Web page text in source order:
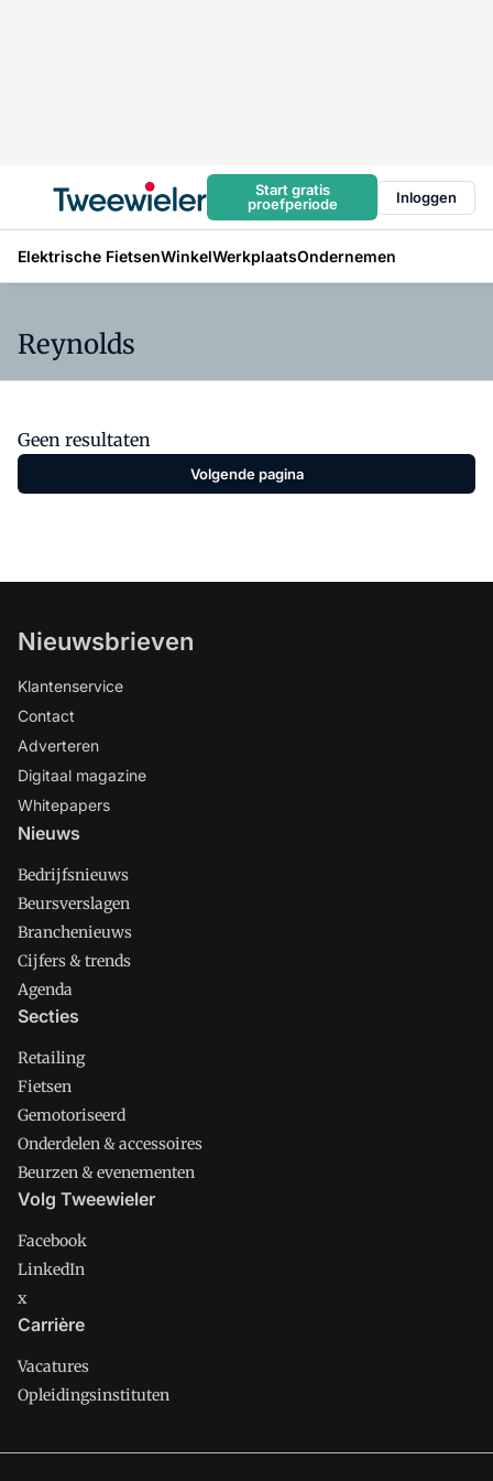
Start gratis
proefperiode
Inloggen
Elektrische FietsenWinkelWerkplaatsOndernemen
Reynolds
Geen resultaten
Volgende pagina
Nieuwsbrieven
Klantenservice
Contact
Adverteren
Digitaal magazine
Whitepapers
Nieuws
Bedrijfsnieuws
Beursverslagen
Branchenieuws
Cijfers & trends
Agenda
Secties
Retailing
Fietsen
Gemotoriseerd
Onderdelen & accessoires
Beurzen & evenementen
Volg Tweewieler
Facebook
LinkedIn
x
Carrière
Vacatures
Opleidingsinstituten